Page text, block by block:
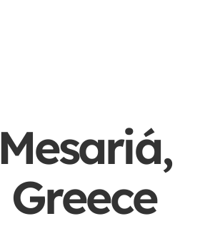
Mesariá,
Greece